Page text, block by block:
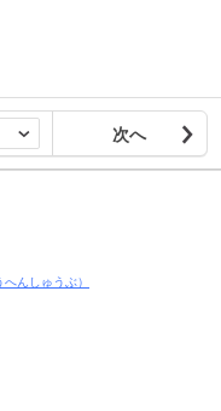
次へ
へんしゅうぶ）